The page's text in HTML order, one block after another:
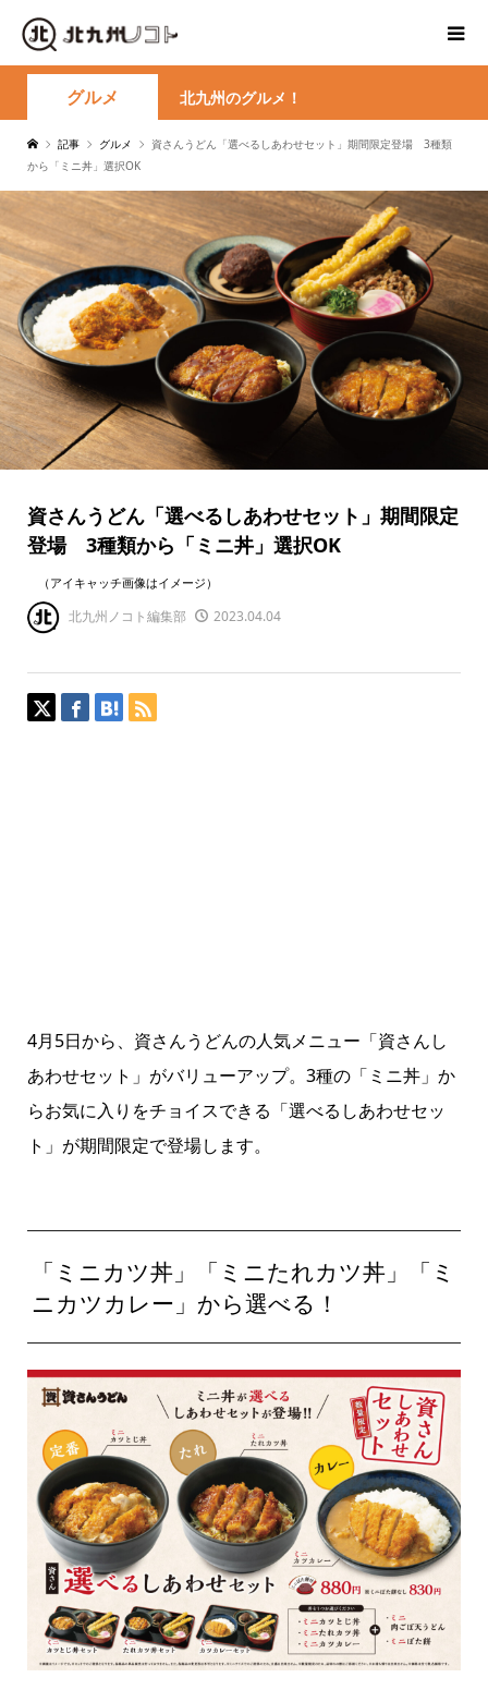
グルメ 北九州のグルメ！
記事 グルメ
資さんうどん「選べるしあわせセット」期間限定登場 3種類
から「ミニ丼」選択OK
資さんうどん「選べるしあわせセット」期間限定
登場 3種類から「ミニ丼」選択OK
（アイキャッチ画像はイメージ）
北九州ノコト編集部 2023.04.04
4月5日から、資さんうどんの人気メニュー「資さんし
あわせセット」がバリューアップ。3種の「ミニ丼」か
らお気に入りをチョイスできる「選べるしあわせセッ
ト」が期間限定で登場します。
「ミニカツ丼」「ミニたれカツ丼」「ミ
ニカツカレー」から選べる！